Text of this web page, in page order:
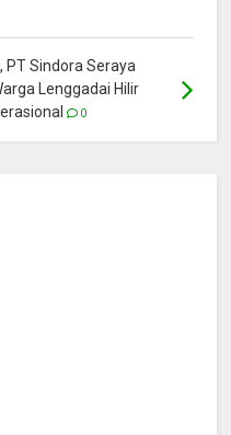
PT Sindora Seraya
Lenggadai Hilir
0